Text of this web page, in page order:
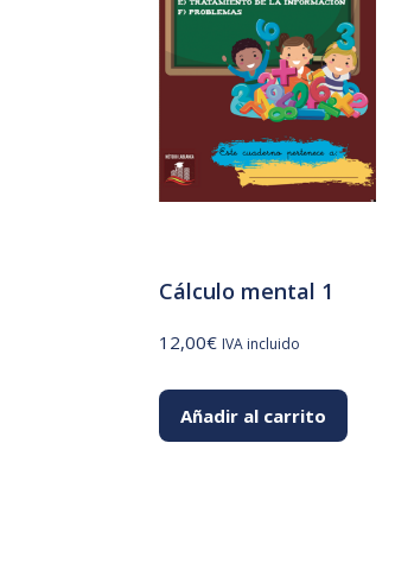
Cálculo mental 1
12,00€ IVA incluido
Añadir al carrito